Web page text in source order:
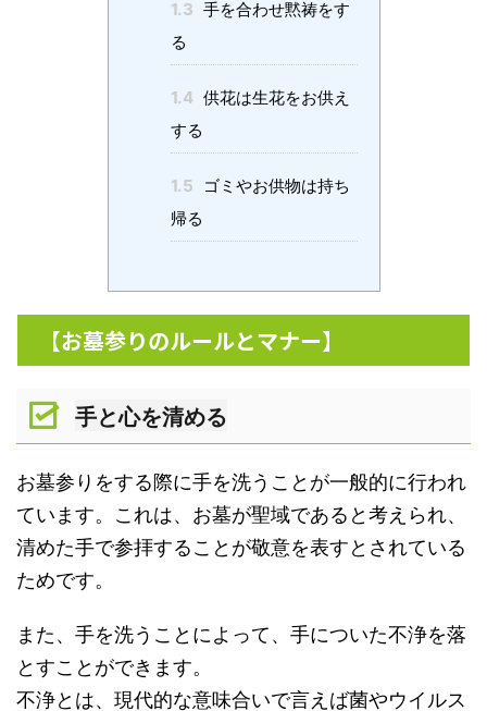
1.3 手を合わせ黙祷をす
る
1.4 供花は生花をお供え
する
1.5
ゴミやお供物は持ち
帰る
【お墓参りのルールとマナー】
手と心を清める
お墓参りをする際に手を洗うことが一般的に行われ
ています。これは、お墓が聖域であると考えられ、
清めた手で参拝することが敬意を表すとされている
ためです。
また、手を洗うことによって、手についた不浄を落
とすことができます。
不浄とは、現代的な意味合いで言えば菌やウイルス